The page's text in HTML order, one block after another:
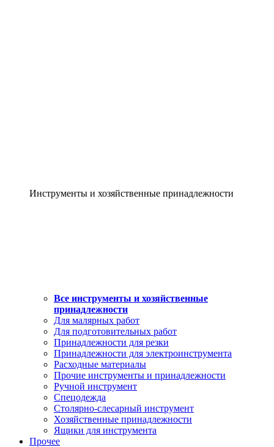
Инструменты и хозяйственные принадлежности
Все инструменты и хозяйственные
принадлежности
Для малярных работ
Для подготовительных работ
Принадлежности для резки
Принадлежности для электроинструмента
Расходные материалы
Прочие инструменты и принадлежности
Ручной инструмент
Спецодежда
Столярно-слесарный инструмент
Хозяйственные принадлежности
Ящики для инструмента
Прочее